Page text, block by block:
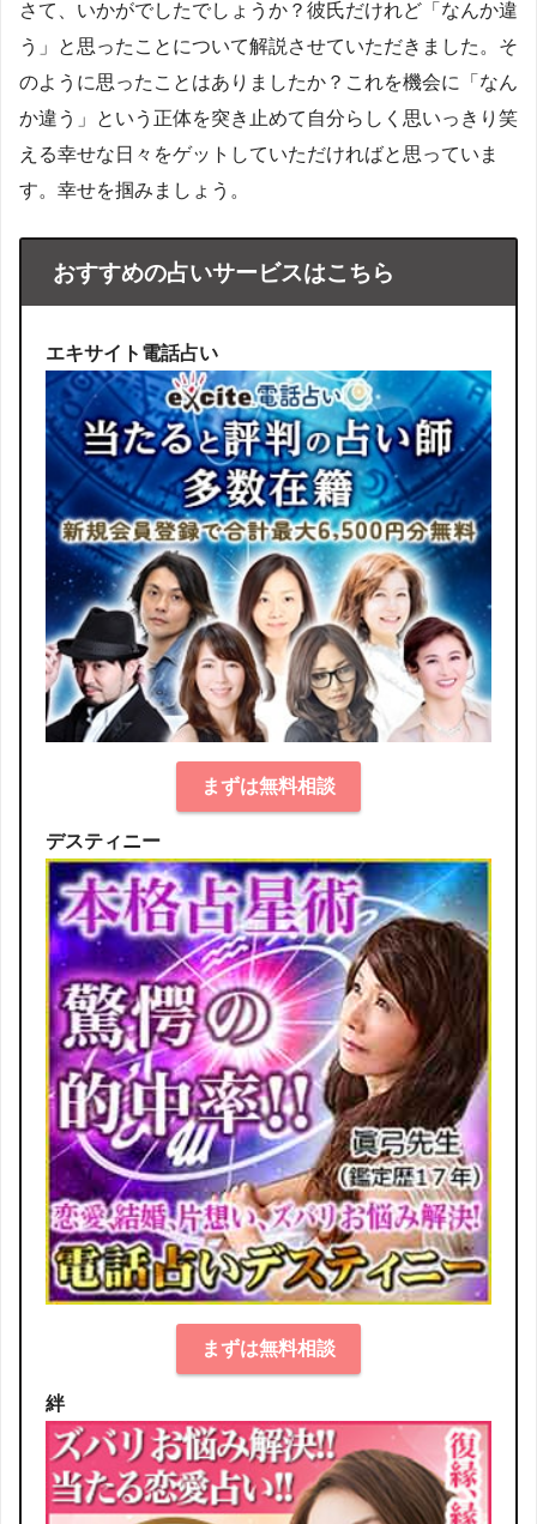
さて、いかがでしたでしょうか？彼氏だけれど「なんか違
う」と思ったことについて解説させていただきました。そ
のように思ったことはありましたか？これを機会に「なん
か違う」という正体を突き止めて自分らしく思いっきり笑
える幸せな日々をゲットしていただければと思っていま
す。幸せを掴みましょう。
おすすめの占いサービスはこちら
エキサイト電話占い
まずは無料相談
デスティニー
まずは無料相談
絆